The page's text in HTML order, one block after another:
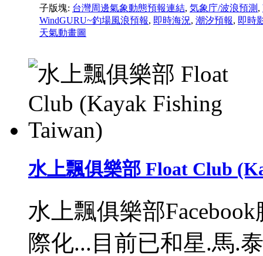
子版塊: 台灣周邊氣象動態預報連結, 気象庁/波浪預測 ,
WindGURU~釣場風浪預報, 即時海況, 潮汐預報, 即時
天氣動畫圖
水上飄俱樂部 Float Club
水上飄俱樂部
際化...目前已和星.馬.